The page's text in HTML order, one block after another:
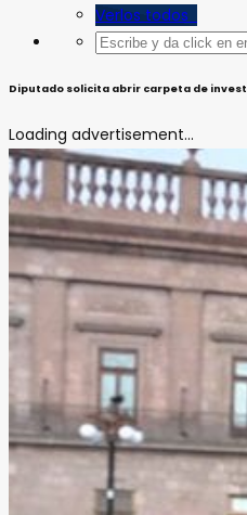
Verlos todos
Diputado solicita abrir carpeta de
Loading advertisement...